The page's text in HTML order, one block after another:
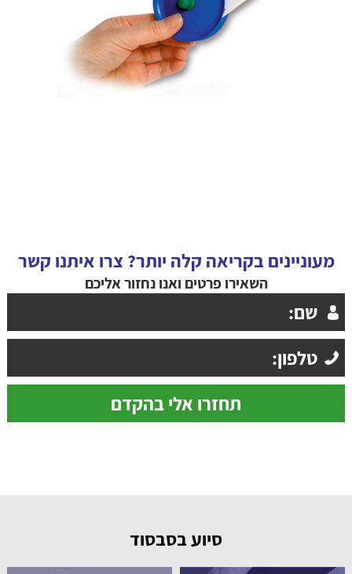
מעוניינים בקריאה קלה יותר? צרו איתנו קשר
השאירו פרטים ואנו נחזור אליכם
סיוע בסבסוד